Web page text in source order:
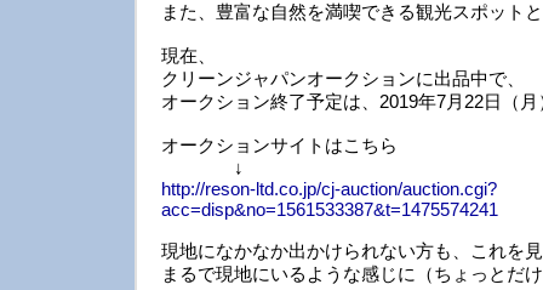
また、豊富な自然を満喫できる観光スポット
現在、
クリーンジャパンオークションに出品中で、
オークション終了予定は、2019年7月22日（
オークションサイトはこちら
↓
http://reson-ltd.co.jp/cj-auction/auction.cgi?
acc=disp&no=1561533387&t=1475574241
現地になかなか出かけられない方も、これを
まるで現地にいるような感じに（ちょっとだ